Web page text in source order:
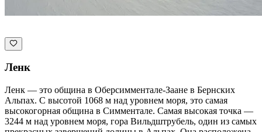
Ленк
Ленк — это община в Оберсимментале-Заане в Бернских
Альпах. С высотой 1068 м над уровнем моря, это самая
высокогорная община в Симментале. Самая высокая точка —
3244 м над уровнем моря, гора Вильдштрубель, один из самых